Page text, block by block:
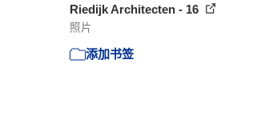
Riedijk Architecten - 16
照片
添加书签